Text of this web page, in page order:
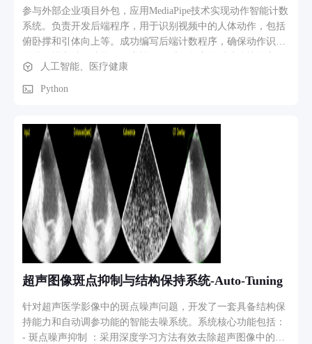
松解进针方法、解剖图示、操作视频。 价值：从“是什么病”快
速过渡到“怎么治”，尤其适合针刀医师临床参考。 4️⃣ 体征试
验引导（辅助检查） 业务描述：AI主动建议用户或医生完成特
定物理检查试验，如“正/反4字试验、直腿抬高试验、过屈/过
伸试验”，并根据试验结果再推理。 交互方式：用户点击试验
名称，可以查看操作图解或视频演示；也可输入试验结果为“阳
结果下方，直接推荐相关的教学视频、名医课程，例如截图中
的“膝关节相关疾病的诊断及进针思路”、“唐国振膝关节临床操
作演示”。 业务形态：可免费预览部分内容，完整课程需付费/
订阅解锁。 价值：实现“即诊即学”，构建从诊疗到教育的闭
环，增加用户粘性和付费转化。 6️⃣ 主动追问与健康档案记录
业务描述：在用户未主动提问时，AI可主动发起常见问题，例
如截图底部的三个引导按钮： “下蹲时膝关节有无疼痛？” “膝
关节活动时有响声吗？” “平时走路或站立时膝盖感觉如何？”
数据沉淀：用户回答内容自动归入个人健康档案，形成长期追
踪记录，未来复诊时可对比变化。 价值：变被动问答为主动健
康管理，提升用户活跃度和数据丰富度。 7️⃣ 再答一次/调整诊
点击“再答一次”按钮，AI会重新生成一组诊断思路或换一种推
理逻辑（例如增加考虑肌筋膜链）
参与外部企业项目外包，应用MediaPipe技术实现动作智能计数
系统。负责开发后端程序，用于识别视频中的人体动作，包括
俯卧撑和引体向上等。成功编写后端计数程序，确保动作识别
现，实现JAVA端和python端的数据传输并维护系统的稳定性。
人工智能、医疗健康
Python
超声图像斑点抑制与结构保持系统-Auto-Tuning
针对超声医学影像中的斑点噪声问题，开发了一套具备结构保
持能力和自动调参功能的智能去噪系统。系统核心功能包括：
- 斑点噪声抑制 ：采用深度学习方法有效去除超声图像中的斑